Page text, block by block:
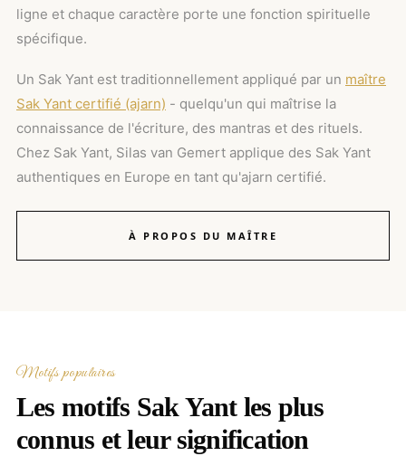
ligne et chaque caractère porte une fonction spirituelle
spécifique.
Un Sak Yant est traditionnellement appliqué par un maître
Sak Yant certifié (ajarn) - quelqu'un qui maîtrise la
connaissance de l'écriture, des mantras et des rituels.
Chez Sak Yant, Silas van Gemert applique des Sak Yant
authentiques en Europe en tant qu'ajarn certifié.
À PROPOS DU MAÎTRE
Motifs populaires
Les motifs Sak Yant les plus
connus et leur signification